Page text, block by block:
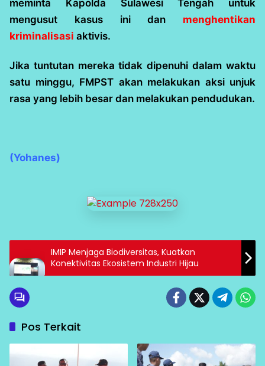
meminta Kapolda Sulawesi Tengah untuk
mengusut kasus ini dan menghentikan
kriminalisasi aktivis.
Jika tuntutan mereka tidak dipenuhi dalam waktu
satu minggu, FMPST akan melakukan aksi unjuk
rasa yang lebih besar dan melakukan pendudukan.
(Yohanes)
IMIP Menjaga Biodiversitas, Kuatkan
Konektivitas Ekosistem Industri Hijau
Pos Terkait